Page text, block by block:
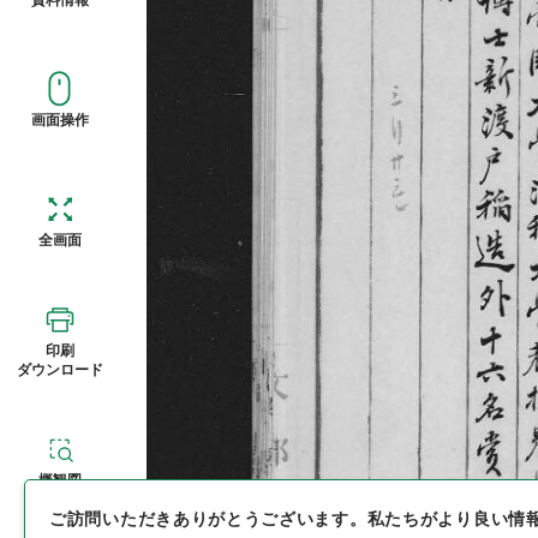
画面操作
全画面
印刷
ダウンロード
概観図
ご訪問いただきありがとうございます。 私たちがより良い情